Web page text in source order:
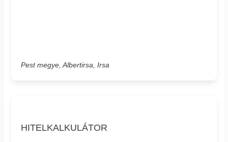
Pest megye, Albertirsa, Irsa
HITELKALKULÁTOR